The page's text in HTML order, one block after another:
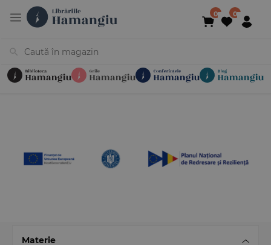
Materie